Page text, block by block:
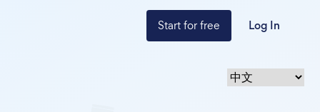
Start for free Log In